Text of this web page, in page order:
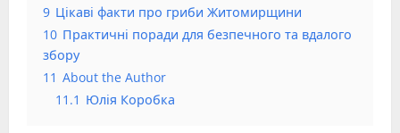
9 Цікаві факти про гриби Житомирщини
10 Практичні поради для безпечного та вдалого
збору
11 About the Author
11.1 Юлія Коробка